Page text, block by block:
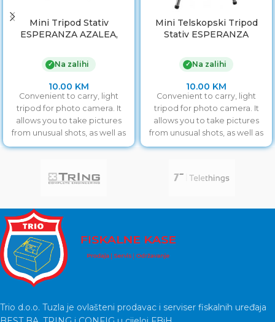
Mini Tripod Stativ
ESPERANZA AZALEA,
0,5kg, EF105
✓ Na zalihi
10.00 KM
Convenient to carry, light
tripod for photo camera. It
allows you to take pictures
from unusual shots, as well as
Mini Telskopski Tripod
Stativ ESPERANZA
3 nivoa, EF106
✓ Na zalihi
10.00 KM
Convenient to carry, light
tripod for photo camera. It
allows you to take pictures
from unusual shots, as well as
Trio d.o.o. Tuzla je ovlašteni prodavac i serviser fiskalnih uređaja